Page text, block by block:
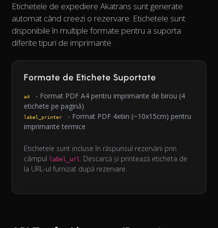
Etichetele de expediere Akatrans sunt generate
automat când creezi o rezervare. Etichetele sunt
disponibile în multiple formate pentru a suporta
diferite tipuri de imprimante.
Formate de Etichete Suportate
a4
- Format PDF A4 pentru imprimante de birou (4
etichete pe pagină)
label_printer
- Format PDF 4x6in (~10x15cm) pentru
imprimante termice
Etichetele sunt incluse în răspunsul rezervării prin
câmpul label_url. Descarcă și printează eticheta de
la URL-ul furnizat după rezervare.